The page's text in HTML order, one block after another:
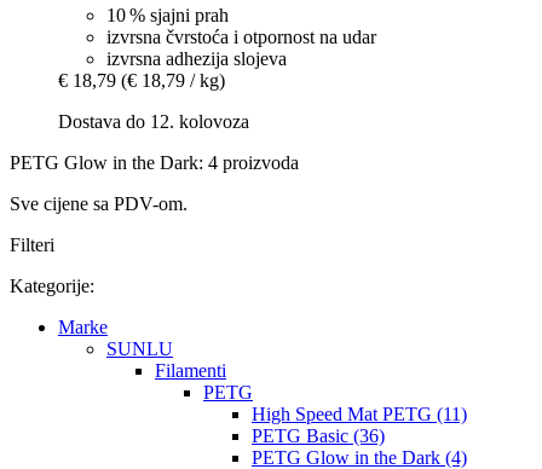
10 % sjajni prah
izvrsna čvrstoća i otpornost na udar
izvrsna adhezija slojeva
€ 18,79 (€ 18,79 / kg)
Dostava do 12. kolovoza
PETG Glow in the Dark: 4 proizvoda
Sve cijene sa PDV-om.
Filteri
Kategorije:
Marke
SUNLU
Filamenti
PETG
High Speed Mat PETG (11)
PETG Basic (36)
PETG Glow in the Dark (4)